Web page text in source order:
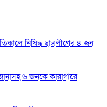
নিষিদ্ধ ছাত্রলীগের ৪ জন
৬ জনকে কারাগারে